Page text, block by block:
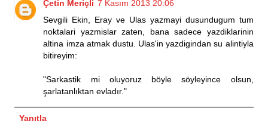
Çetin Meriçli 7 Kasım 2013 20:06
Sevgili Ekin, Eray ve Ulas yazmayi dusundugum tum
noktalari yazmislar zaten, bana sadece yazdiklarinin
altina imza atmak dustu. Ulas'in yazdigindan su alintiyla
bitireyim:
"Sarkastik mi oluyoruz böyle söyleyince olsun,
şarlatanlıktan evladır."
Yanıtla